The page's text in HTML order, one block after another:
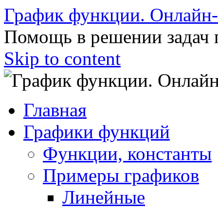
График функции.
Помощь в решении задач
Skip to content
Главная
Графики функций
Функции, константы
Примеры графиков
Линейные